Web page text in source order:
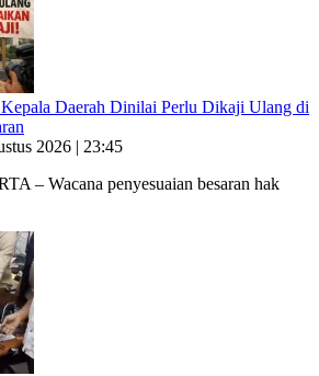
Daerah Dinilai Perlu Dikaji Ulang di
2026 | 23:45
– Wacana penyesuaian besaran hak